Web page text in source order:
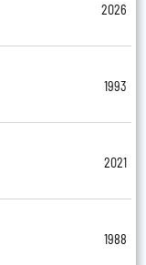
2026
1993
2021
1988